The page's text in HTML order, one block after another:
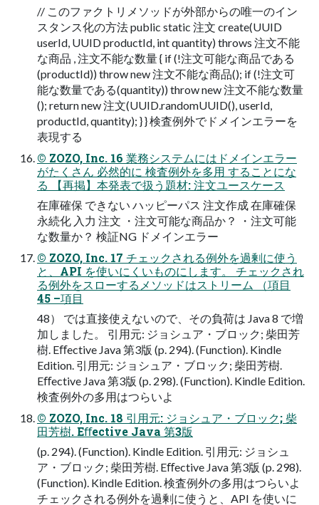
// このファクトリメソッドが外部からの唯一のイン
スタンス化の方法 public static 注文 create(UUID
userId, UUID productId, int quantity) throws 注文不能
な商品 , 注文不能な数量 { if (!注文可能な商品である
(productId)) throw new 注文不能な商品(); if (!注文可
能な数量である(quantity)) throw new 注文不能な数量
(); return new 注文(UUID.randomUUID(), userId,
productId, quantity); } } 検査例外でドメインエラーを
表現する
© ZOZO, Inc. 16 業務システムにはドメインエラー
がたくさん 必然的に 検査例外を多用 することにな
る 【再掲】本発表で扱う題材: 注文ユースケース
在庫確保 できない ハッピーパス 注文作成 在庫確保
永続化 入力 注文 ・注文可能な商品か？ ・注文可能
な数量か？ 検証NG ドメインエラー
© ZOZO, Inc. 17 チェックされる例外を過剰に使う
と、API を使いにくいものにします。 チェックされ
る例外をスローするメソッドはストリーム （項目
45 –項目
48） では直接使えないので、その負荷は Java 8 で増
加しました。 引用元: ジョシュア・ブロック; 柴田芳
樹. Eﬀective Java 第3版 (p. 294). (Function). Kindle
Edition. 引用元: ジョシュア・ブロック; 柴田芳樹.
Eﬀective Java 第3版 (p. 298). (Function). Kindle Edition.
検査例外の多用はつらいよ
© ZOZO, Inc. 18 引用元: ジョシュア・ブロック; 柴
田芳樹. Eﬀective Java 第3版
(p. 294). (Function). Kindle Edition. 引用元: ジョシュ
ア・ブロック; 柴田芳樹. Eﬀective Java 第3版 (p. 298).
(Function). Kindle Edition. 検査例外の多用はつらいよ
チェックされる例外を過剰に使うと、API を使いに